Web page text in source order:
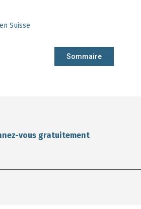
Suisse
Sommaire
vous gratuitement